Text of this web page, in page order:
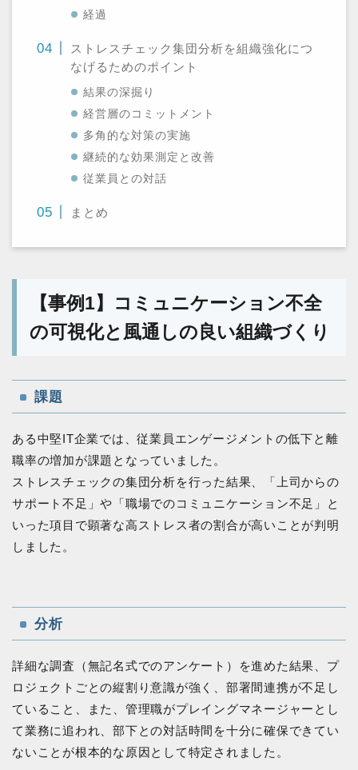
経過
ストレスチェック集団分析を組織強化につ
なげるためのポイント
結果の深掘り
経営層のコミットメント
多角的な対策の実施
継続的な効果測定と改善
従業員との対話
まとめ
【事例1】コミュニケーション不全
の可視化と風通しの良い組織づくり
課題
ある中堅IT企業では、従業員エンゲージメントの低下と離
職率の増加が課題となっていました。
ストレスチェックの集団分析を行った結果、「上司からの
サポート不足」や「職場でのコミュニケーション不足」と
いった項目で顕著な高ストレス者の割合が高いことが判明
しました。
分析
詳細な調査（無記名式でのアンケート）を進めた結果、プ
ロジェクトごとの縦割り意識が強く、部署間連携が不足し
ていること、また、管理職がプレイングマネージャーとし
て業務に追われ、部下との対話時間を十分に確保できてい
ないことが根本的な原因として特定されました。